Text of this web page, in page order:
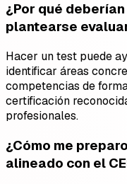
¿Por qué
plantearse
Hacer un test puede
identificar áreas
competencias de
certificación
profesionales.
¿Cómo me
alineado con el